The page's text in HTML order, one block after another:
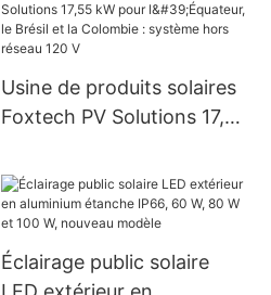
double vitrage
Usine de produits solaires
Foxtech PV Solutions 17,55
Brésil et la Colombie :
système hors réseau 120 V
Éclairage public solaire